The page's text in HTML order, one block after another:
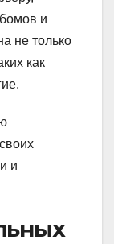
и
не только
как
и